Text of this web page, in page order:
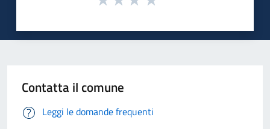
Contatta il comune
Leggi le domande frequenti